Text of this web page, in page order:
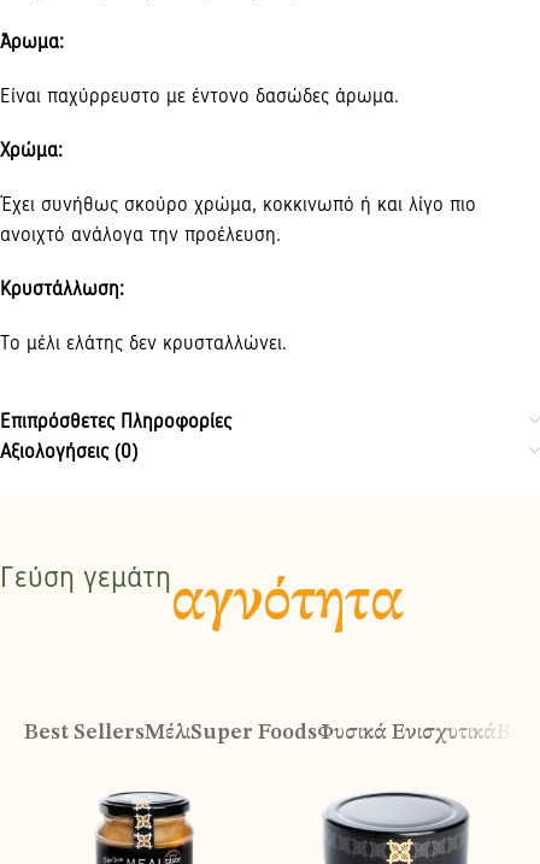
Άρωμα:
Είναι παχύρρευστο με έντονο δασώδες άρωμα.
Χρώμα:
Έχει συνήθως σκούρο χρώμα, κοκκινωπό ή και λίγο πιο
ανοιχτό ανάλογα την προέλευση.
Κρυστάλλωση:
Το μέλι ελάτης δεν κρυσταλλώνει.
Επιπρόσθετες Πληροφορίες
Αξιολογήσεις (0)
Γεύση γεμάτηαγνότητα
Best SellersΜέλιSuper FoodsΦυσικά Ενισχυτικά